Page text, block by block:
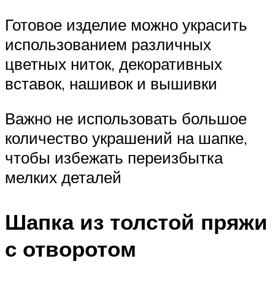
Готовое изделие можно украсить
использованием различных
цветных ниток, декоративных
вставок, нашивок и вышивки
Важно не использовать большое
количество украшений на шапке,
чтобы избежать переизбытка
мелких деталей
Шапка из толстой пряжи
с отворотом